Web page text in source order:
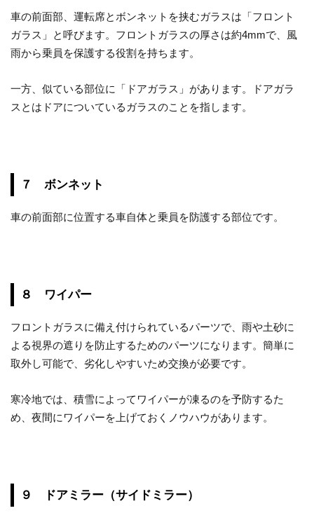
車の前面部、運転席とボンネットを挟むガラスは「フロント
ガラス」と呼びます。フロントガラスの厚さは約4mmで、風
雨から乗員を保護する役割を持ちます。
一方、似ている部位に「ドアガラス」があります。ドアガラ
スとはドアについているガラスのことを指します。
７ ボンネット
車の前面部に位置する車自体と乗員を防護する部位です。
８ ワイパー
フロントガラスに備え付けられているパーツで、雨や土砂に
よる視界の遮りを防止するためのパーツになります。簡単に
取外し可能で、劣化しやすいため交換が必要です。
寒冷地では、積雪によってワイパーが凍るのを予防するた
め、夜間にワイパーを上げておくノウハウがあります。
９ ドアミラー（サイドミラー）